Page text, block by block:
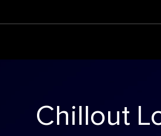
Chillout